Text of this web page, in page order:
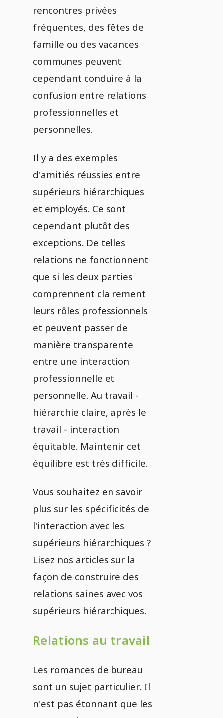
rencontres privées
fréquentes, des fêtes de
famille ou des vacances
communes peuvent
cependant conduire à la
confusion entre relations
professionnelles et
personnelles.
Il y a des exemples
d'amitiés réussies entre
supérieurs hiérarchiques
et employés. Ce sont
cependant plutôt des
exceptions. De telles
relations ne fonctionnent
que si les deux parties
comprennent clairement
leurs rôles professionnels
et peuvent passer de
manière transparente
entre une interaction
professionnelle et
personnelle. Au travail -
hiérarchie claire, après le
travail - interaction
équitable. Maintenir cet
équilibre est très difficile.
Vous souhaitez en savoir
plus sur les spécificités de
l'interaction avec les
supérieurs hiérarchiques ?
Lisez nos articles sur la
façon de construire des
relations saines avec vos
supérieurs hiérarchiques.
Relations au travail
Les romances de bureau
sont un sujet particulier. Il
n'est pas étonnant que les